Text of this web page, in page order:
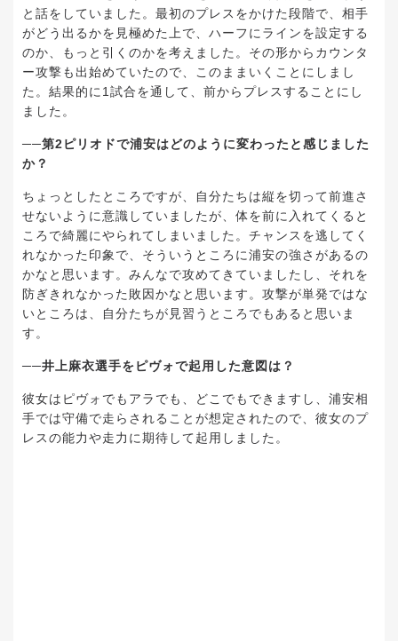
と話をしていました。最初のプレスをかけた段階で、相手
がどう出るかを見極めた上で、ハーフにラインを設定する
のか、もっと引くのかを考えました。その形からカウンタ
ー攻撃も出始めていたので、このままいくことにしまし
た。結果的に1試合を通して、前からプレスすることにし
ました。
──第2ピリオドで浦安はどのように変わったと感じました
か？
ちょっとしたところですが、自分たちは縦を切って前進さ
せないように意識していましたが、体を前に入れてくると
ころで綺麗にやられてしまいました。チャンスを逃してく
れなかった印象で、そういうところに浦安の強さがあるの
かなと思います。みんなで攻めてきていましたし、それを
防ぎきれなかった敗因かなと思います。攻撃が単発ではな
いところは、自分たちが見習うところでもあると思いま
す。
──井上麻衣選手をピヴォで起用した意図は？
彼女はピヴォでもアラでも、どこでもできますし、浦安相
手では守備で走らされることが想定されたので、彼女のプ
レスの能力や走力に期待して起用しました。